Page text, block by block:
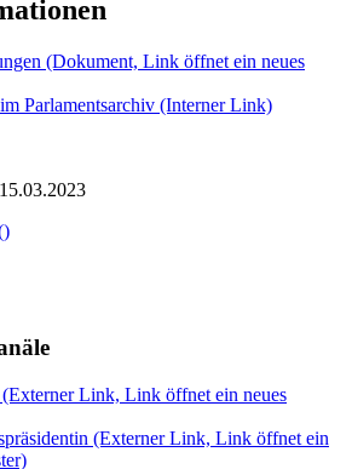
(Dokument, Link öffnet ein neues
Parlamentsarchiv (Interner Link)
(Externer Link, Link öffnet ein neues
(Externer Link, Link öffnet ein